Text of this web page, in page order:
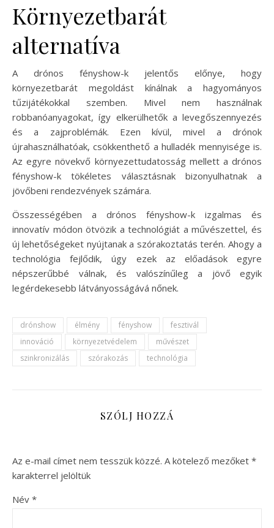
Környezetbarát
alternatíva
A drónos fényshow-k jelentős előnye, hogy
környezetbarát megoldást kínálnak a hagyományos
tűzijátékokkal szemben. Mivel nem használnak
robbanóanyagokat, így elkerülhetők a levegőszennyezés
és a zajproblémák. Ezen kívül, mivel a drónok
újrahasználhatóak, csökkenthető a hulladék mennyisége is.
Az egyre növekvő környezettudatosság mellett a drónos
fényshow-k tökéletes választásnak bizonyulhatnak a
jövőbeni rendezvények számára.
Összességében a drónos fényshow-k izgalmas és
innovatív módon ötvözik a technológiát a művészettel, és
új lehetőségeket nyújtanak a szórakoztatás terén. Ahogy a
technológia fejlődik, úgy ezek az előadások egyre
népszerűbbé válnak, és valószínűleg a jövő egyik
legérdekesebb látványosságává nőnek.
drónshow élmény fényshow
fesztivál
innováció
környezetvédelem
művészet
szinkronizálás
szórakozás technológia
SZÓLJ HOZZÁ
Az e-mail címet nem tesszük közzé. A kötelező mezőket *
karakterrel jelöltük
Név *